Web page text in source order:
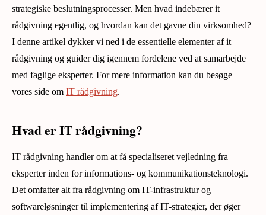
strategiske beslutningsprocesser. Men hvad indebærer it
rådgivning egentlig, og hvordan kan det gavne din virksomhed?
I denne artikel dykker vi ned i de essentielle elementer af it
rådgivning og guider dig igennem fordelene ved at samarbejde
med faglige eksperter. For mere information kan du besøge
vores side om IT rådgivning.
Hvad er IT rådgivning?
IT rådgivning handler om at få specialiseret vejledning fra
eksperter inden for informations- og kommunikationsteknologi.
Det omfatter alt fra rådgivning om IT-infrastruktur og
softwareløsninger til implementering af IT-strategier, der øger